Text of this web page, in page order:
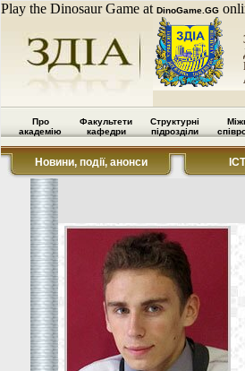
Play the Dinosaur Game at DinoGame.GG
Про
академію
Факультети
кафедри
Структурні
підрозділи
Новини, події, анонси